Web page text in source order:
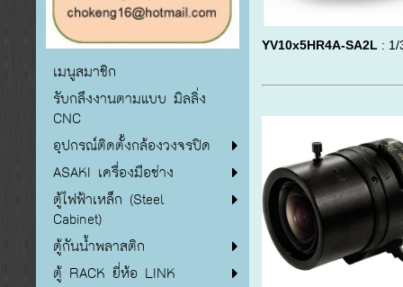
เมนูสมาชิก
รับกลึงงานตามแบบ มิลลิ่ง
CNC
อุปกรณ์ติดตั้งกล้องวงจรปิด
ASAKI เครื่องมือช่าง
ตู้ไฟฟ้าเหล็ก (Steel
Cabinet)
ตู้กันน้ำพลาสติก
ตู้ RACK ยี่ห้อ LINK
YV10x5HR4A-SA2L : 1/